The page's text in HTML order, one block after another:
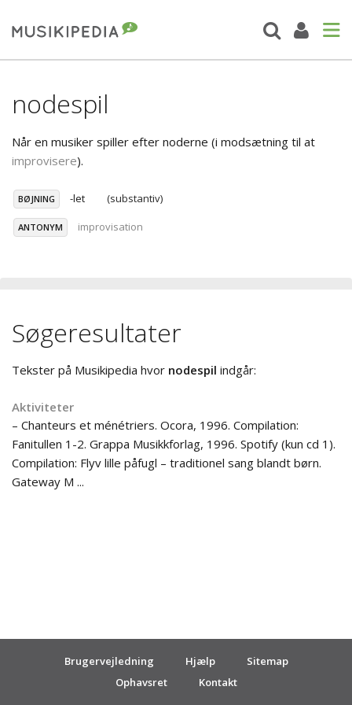
nodespil
Når en musiker spiller efter noderne (i modsætning til at
improvisere).
BØJNING -let (substantiv)
ANTONYM improvisation
Søgeresultater
Tekster på Musikipedia hvor nodespil indgår:
Aktiviteter
– Chanteurs et ménétriers. Ocora, 1996. Compilation:
Fanitullen 1-2. Grappa Musikkforlag, 1996. Spotify (kun cd 1).
Compilation: Flyv lille påfugl – traditionel sang blandt børn.
Gateway M ...
Brugervejledning Hjælp
Sitemap
Ophavsret
Kontakt